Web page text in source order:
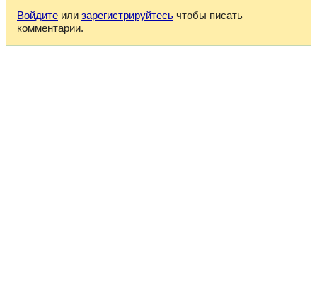
Войдите или зарегистрируйтесь чтобы писать
комментарии.